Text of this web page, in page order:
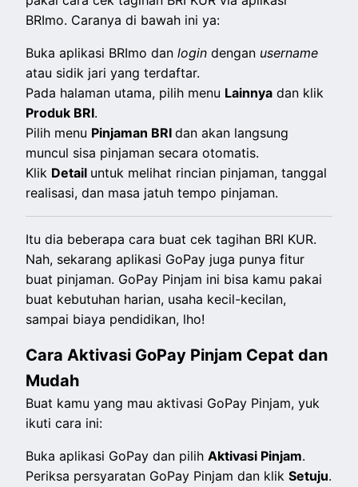
BRImo. Caranya di bawah ini ya:
Buka aplikasi BRImo danlogin dengan username
atau sidik jari yang terdaftar.
Pada halaman utama, pilih menu Lainnya dan klik
Produk BRI.
Pilih menu Pinjaman BRIdan akan langsung
muncul sisa pinjaman secara otomatis.
Klik Detail untuk melihat rincian pinjaman, tanggal
realisasi, dan masa jatuh tempo pinjaman.
Itu dia beberapa cara buat cek tagihan BRI KUR.
Nah, sekarang aplikasi GoPay juga punya fitur
buat pinjaman. GoPay Pinjam ini bisa kamu pakai
buat kebutuhan harian, usaha kecil-kecilan,
sampai biaya pendidikan, lho!
Cara Aktivasi GoPay Pinjam Cepat dan
Mudah
Buat kamu yang mau aktivasi GoPay Pinjam, yuk
ikuti cara ini:
Buka aplikasi GoPay dan pilihAktivasi Pinjam.
Periksa persyaratan GoPay Pinjam dan klikSetuju.